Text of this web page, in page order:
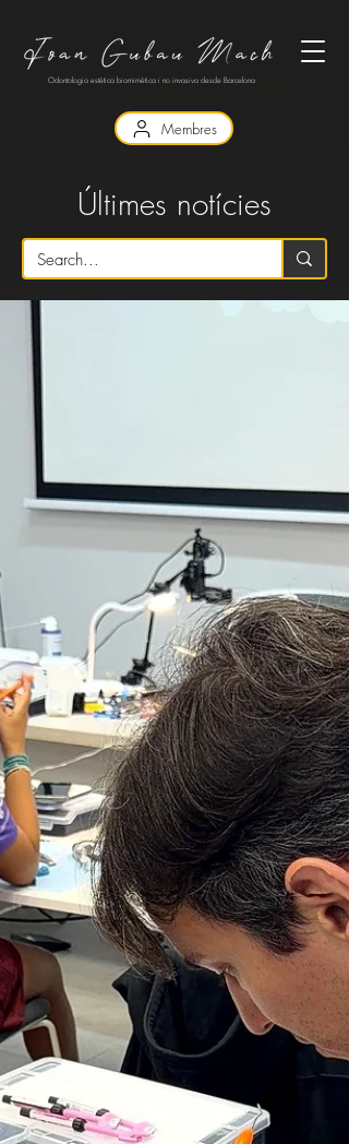
Odontologia estètica biomimètica i no invasiva desde Barcelona
Membres
​Últimes notícies